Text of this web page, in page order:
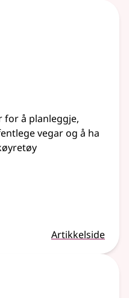
for å planleggje,
vegar og å ha
Artikkelside